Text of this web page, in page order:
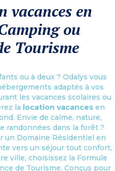
vacances en
ou
Tourisme
ou à deux ? Odalys vous
adaptés à vos
les vacances scolaires ou
la location vacancesen
Envie de calme, nature,
randonnées dans la forêt ?
un Domaine Résidentiel en
vers un séjour tout confort,
ville, choisissez la Formule
de Tourisme. Conçus pour